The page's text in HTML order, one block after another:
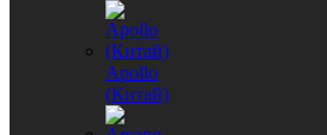
Apollo
(Китай)